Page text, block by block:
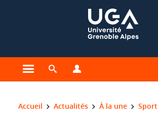
Ouvrir le menu principal
Ouvrir le moteur de recherche
Vous êtes ici :
Accueil Actualités À la une Sport